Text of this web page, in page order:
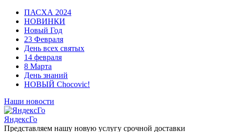
ПАСХА 2024
НОВИНКИ
Новый Год
23 Февраля
День всех святых
14 февраля
8 Марта
День знаний
НОВЫЙ Chocovic!
Наши новости
ЯндексГо
Представляем нашу новую услугу срочной доставки